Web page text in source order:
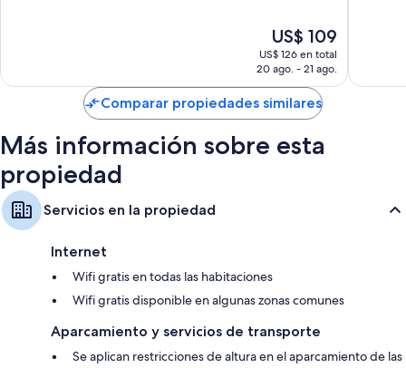
Televisiones LED de 32 pulgadas con canales de televisión premium
Armarios o vestidores, calefacción y servicio de limpieza diario
El
precio
actual
de
US$ 109
US$ 109
US$ 126 en total
20 ago. - 21 ago.
Comparar propiedades similares
Más información sobre esta
propiedad
Servicios en la propiedad
Internet
Wifi gratis en todas las habitaciones
Wifi gratis disponible en algunas zonas comunes
Aparcamiento y servicios de transporte
Se aplican restricciones de altura en el aparcamiento de las